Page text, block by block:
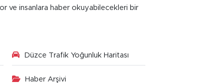
ve insanlara haber okuyabilecekleri bir
Düzce Trafik Yoğunluk Haritası
Haber Arşivi